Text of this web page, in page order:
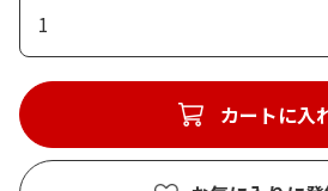
1
カートに入